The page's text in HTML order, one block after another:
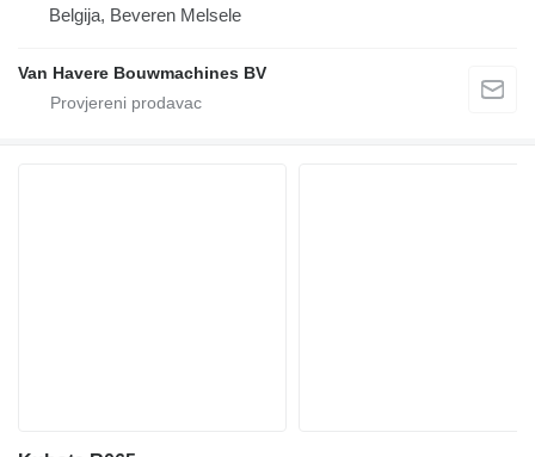
Belgija, Beveren Melsele
Van Havere Bouwmachines BV